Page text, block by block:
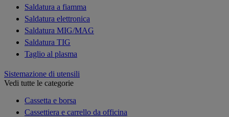
Saldatura a fiamma
Saldatura elettronica
Saldatura MIG/MAG
Saldatura TIG
Taglio al plasma
Sistemazione di utensili
Vedi tutte le categorie
Cassetta e borsa
Cassettiera e carrello da officina